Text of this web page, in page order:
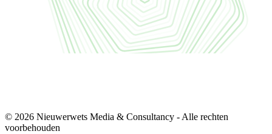
© 2026 Nieuwerwets Media & Consultancy - Alle rechten
voorbehouden